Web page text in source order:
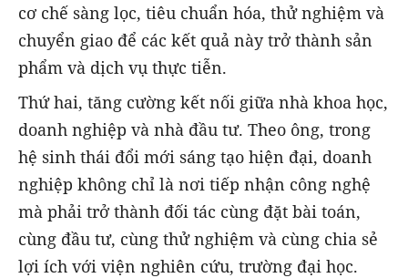
cơ chế sàng lọc, tiêu chuẩn hóa, thử nghiệm và
chuyển giao để các kết quả này trở thành sản
phẩm và dịch vụ thực tiễn.
Thứ hai, tăng cường kết nối giữa nhà khoa học,
doanh nghiệp và nhà đầu tư. Theo ông, trong
hệ sinh thái đổi mới sáng tạo hiện đại, doanh
nghiệp không chỉ là nơi tiếp nhận công nghệ
mà phải trở thành đối tác cùng đặt bài toán,
cùng đầu tư, cùng thử nghiệm và cùng chia sẻ
lợi ích với viện nghiên cứu, trường đại học.